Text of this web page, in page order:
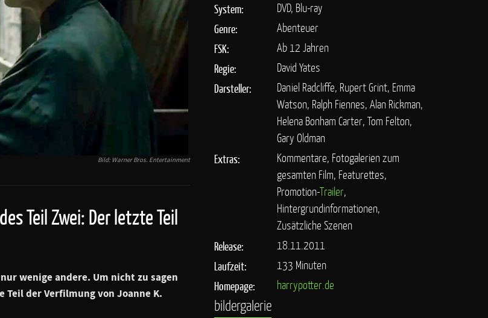
Bild: Warner Bros. Entertainment
Teil Zwei: Der letzte Teil
wenige andere. Um nicht zu sagen
der Verfilmung von Joanne K.
System:
DVD, Blu-ray
Genre:
Abenteuer
FSK:
Ab 12 Jahren
Regie:
David Yates
Darsteller:
Daniel Radcliffe, Rupert Grint, Emma
Watson, Ralph Fiennes, Alan Rickman,
Helena Bonham Carter, Tom Felton,
Gary Oldman
Extras:
Kommentare, Fotogalerien zum
gesamten Film, Featurettes,
Promotion-Trailer,
Hintergrundinformationen,
Zusätzliche Szenen
Release:
18.11.2011
Laufzeit:
133 Minuten
Homepage:
harrypotter.de
bildergalerie